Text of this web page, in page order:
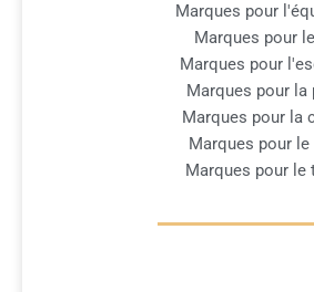
Marques pour
Marques pour
Marques pour
Marques pour la
Marques pour la
Marques pour le
Marques pour le